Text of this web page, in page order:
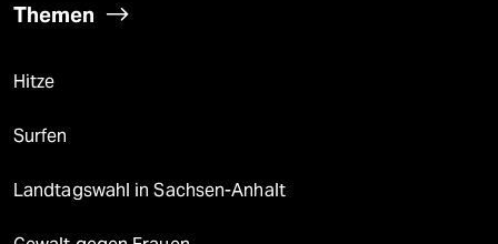
Themen
Hitze
Surfen
Landtagswahl in Sachsen-Anhalt